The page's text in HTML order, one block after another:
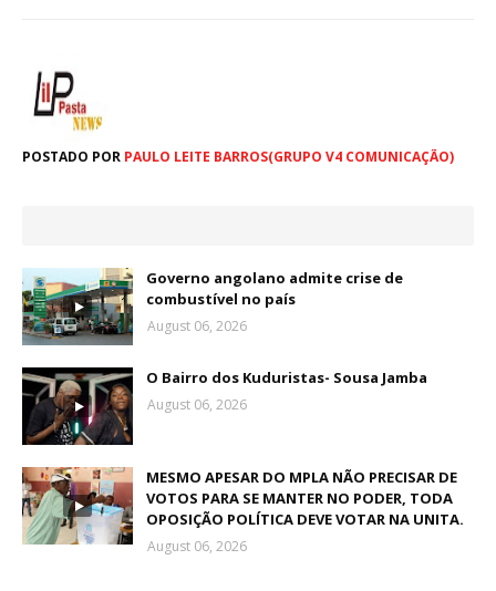
POSTADO POR PAULO LEITE BARROS(GRUPO V4 COMUNICAÇÃO)
Governo angolano admite crise de
combustível no país
August 06, 2026
O Bairro dos Kuduristas- Sousa Jamba
August 06, 2026
MESMO APESAR DO MPLA NÃO PRECISAR DE
VOTOS PARA SE MANTER NO PODER, TODA
OPOSIÇÃO POLÍTICA DEVE VOTAR NA UNITA.
August 06, 2026